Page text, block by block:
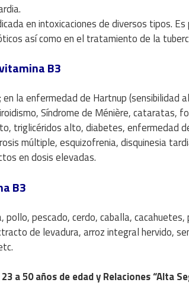
en intoxicaciones de diversos tipos.
así como en el tratamiento de la
B3
en la enfermedad de Hartnup
Síndrome de Ménière, cataratas,
triglicéridos alto, diabetes, enfermedad
múltiple, esquizofrenia, disquinesia
en dosis elevadas.
B3
pollo, pescado, cerdo, caballa,
de levadura, arroz integral hervido,
a 50 años de edad y Relaciones “Alta